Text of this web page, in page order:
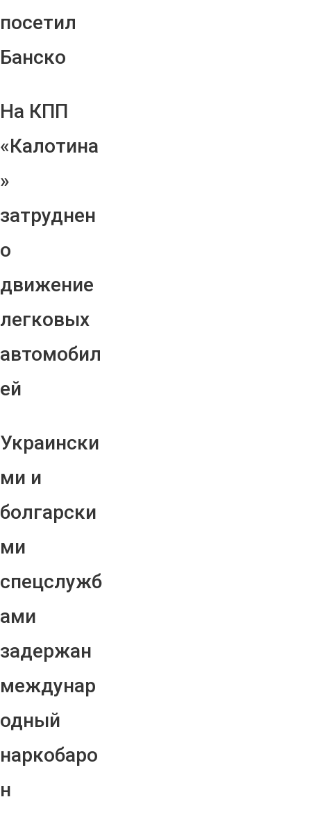
посетил
Банско
На КПП
«Калотина
»
затруднен
о
движение
легковых
автомобил
ей
Украински
ми и
болгарски
ми
спецслужб
ами
задержан
междунар
одный
наркобаро
н